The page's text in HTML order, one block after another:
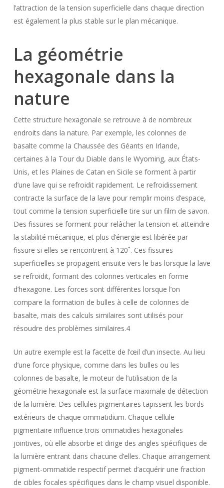
l’attraction de la tension superficielle dans chaque direction
est également la plus stable sur le plan mécanique.
La géométrie
hexagonale dans la
nature
Cette structure hexagonale se retrouve à de nombreux
endroits dans la nature. Par exemple, les colonnes de
basalte comme la Chaussée des Géants en Irlande,
certaines à la Tour du Diable dans le Wyoming, aux États-
Unis, et les Plaines de Catan en Sicile se forment à partir
d’une lave qui se refroidit rapidement. Le refroidissement
contracte la surface de la lave pour remplir moins d’espace,
tout comme la tension superficielle tire sur un film de savon.
Des fissures se forment pour relâcher la tension et atteindre
la stabilité mécanique, et plus d’énergie est libérée par
fissure si elles se rencontrent à 120˚. Ces fissures
superficielles se propagent ensuite vers le bas lorsque la lave
se refroidit, formant des colonnes verticales en forme
d’hexagone. Les forces sont différentes lorsque l’on
compare la formation de bulles à celle de colonnes de
basalte, mais des calculs similaires sont utilisés pour
résoudre des problèmes similaires.4
Un autre exemple est la facette de l’œil d’un insecte. Au lieu
d’une force physique, comme dans les bulles ou les
colonnes de basalte, le moteur de l’utilisation de la
géométrie hexagonale est la surface maximale de détection
de la lumière. Des cellules pigmentaires tapissent les bords
extérieurs de chaque ommatidium. Chaque cellule
pigmentaire influence trois ommatidies hexagonales
jointives, où elle absorbe et dirige des angles spécifiques de
la lumière entrant dans chacune d’elles. Chaque arrangement
pigment-ommatide respectif permet d’acquérir une fraction
de cibles focales spécifiques dans le champ visuel disponible.